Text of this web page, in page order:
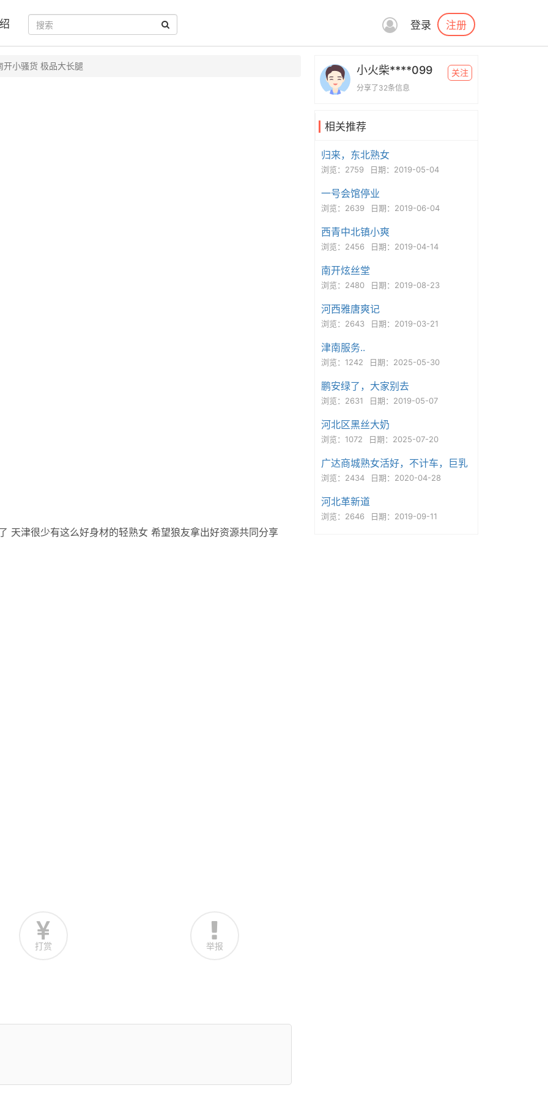
登录 注册
开小骚货 极品大长腿
天津很少有这么好身材的轻熟女 希望狼友拿出好资源共同分享
打赏 举报
小火柴****099
分享了32条信息
关注
相关推荐
归来，东北熟女
浏览：2759 日期：2019-05-04
一号会馆停业
浏览：2639 日期：2019-06-04
西青中北镇小爽
浏览：2456 日期：2019-04-14
南开炫丝堂
浏览：2480 日期：2019-08-23
河西雅唐爽记
浏览：2643 日期：2019-03-21
津南服务..
浏览：1242 日期：2025-05-30
鹏安绿了，大家别去
浏览：2631 日期：2019-05-07
河北区黑丝大奶
浏览：1072 日期：2025-07-20
广达商城熟女活好，不计车，巨乳
浏览：2434 日期：2020-04-28
河北革新道
浏览：2646 日期：2019-09-11